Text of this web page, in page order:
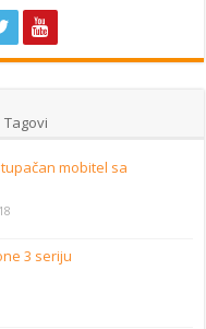
Tagovi
mobitel sa
3 seriju